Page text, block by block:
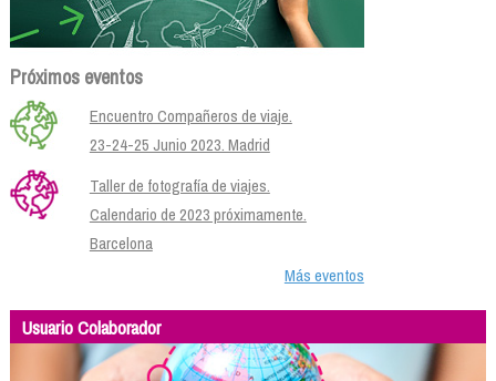
Próximos eventos
Encuentro Compañeros de viaje.
23-24-25 Junio 2023. Madrid
Taller de fotografía de viajes.
Calendario de 2023 próximamente.
Barcelona
Más eventos
Usuario Colaborador